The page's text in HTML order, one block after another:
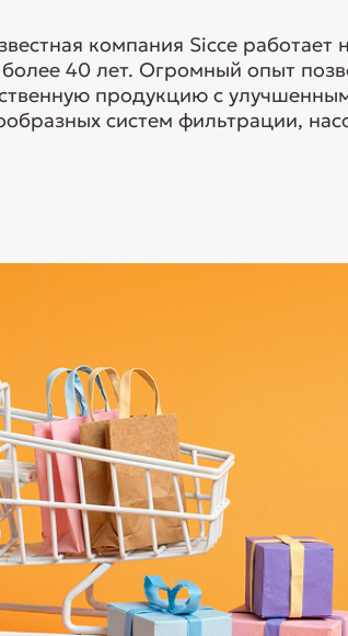
компания Sicce
40 лет. Огромный опыт
продукцию с
систем фильтрации,